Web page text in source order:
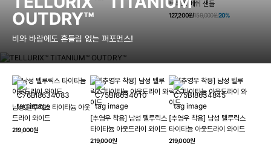
브리즈 메쉬 샌들
127,200원159,000원20%
OUTDRY™
비와 바람에도 흔들림 없는 퍼포먼스!
남성 텔루릭스 타이타늄 아웃
드라이 와이드
219,000원
[추영우 착용] 남성 텔루릭스
타이타늄 아웃드라이 와이드
219,000원
[추영우 착용] 남성 텔루릭스
타이타늄 아웃드라이 와이드
219,000원
HIKING
컬럼비아와 함께 일상을 벗어나
하이킹, 트레킹 등 아웃도어 활동을 즐겨보세요.